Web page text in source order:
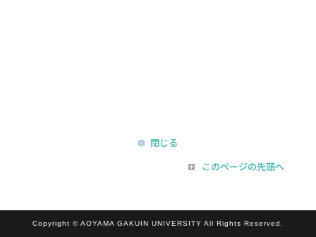
閉じる
このページの先頭へ
Copyright © AOYAMA GAKUIN UNIVERSITY All Rights Reserved.